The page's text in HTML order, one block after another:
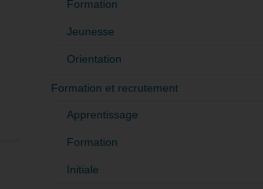
Formation
Jeunesse
Orientation
Formation et recrutement
Apprentissage
Formation
Initiale